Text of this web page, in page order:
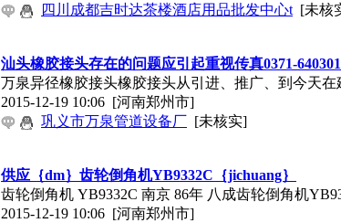
四川成都吉时达茶楼酒店用品批发中心t [未核
汕头橡胶接头存在的问题应引起重视传真0371-
万泉异径橡胶接头橡胶接头从引进、推广、到今天
2015-12-19 10:06 [河南郑州市]
巩义市万泉管道设备厂 [未核实]
供应｛dm｝齿轮倒角机YB9332C｛jichuang｝
齿轮倒角机 YB9332C 南京 86年 八成齿轮倒角机
2015-12-19 10:06 [河南郑州市]